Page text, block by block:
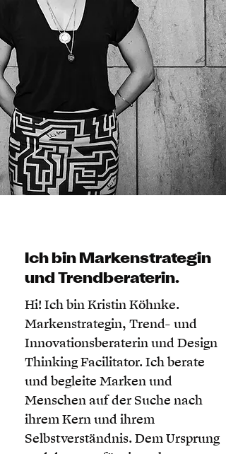
Ich bin Markenstrategin
und Trendberaterin.
Hi! Ich bin Kristin Köhnke.
Markenstrategin, Trend- und
Innovationsberaterin und Design
Thinking Facilitator. Ich berate
und begleite Marken und
Menschen auf der Suche nach
ihrem Kern und ihrem
Selbstverständnis. Dem Ursprung